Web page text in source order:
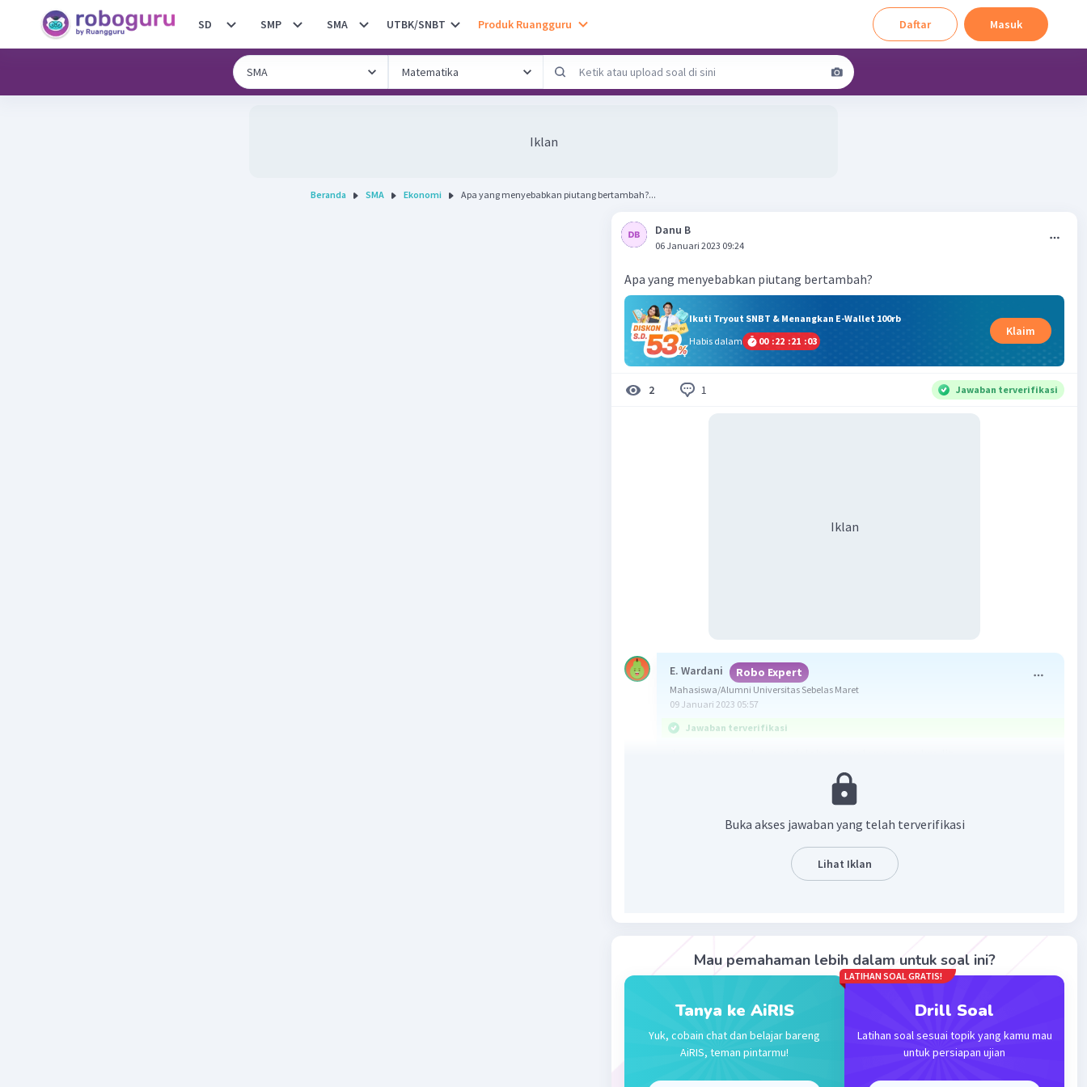
SD SMP SMA UTBK/SNBT Produk Ruangguru Daftar Masuk
Iklan
Beranda SMA Ekonomi Apa yang menyebabkan piutang bertambah?...
Danu B
06 Januari 2023 09:24
Apa yang menyebabkan piutang bertambah?
Ikuti Tryout SNBT & Menangkan E-Wallet 100rb
Habis dalam
00 :22 :21 :02
Klaim
2 1 Jawaban terverifikasi
Iklan
E. Wardani Robo Expert
Mahasiswa/Alumni Universitas Sebelas Maret
09 Januari 2023 05:57
Jawaban terverifikasi
Akun riil terdiri dari aktiva, utang, dan modal. Aktiva terdiri dari aktiva
merupakan aktiva yang mudah dijadikan uang tunai dan hanya dapat
digunakan dalam jangka waktu satu tahun. Salah satu contoh aktiva
lancar adalah piutang. Piutang bertambah karena adanya transaksi
Jadi, piutang bertambah karena adanya penjualan secara kredit.
Balas
Buka akses jawaban yang telah terverifikasi
Lihat Iklan
Mau pemahaman lebih dalam untuk soal ini?
Tanya ke AiRIS
Yuk, cobain chat dan belajar bareng
AiRIS, teman pintarmu!
LATIHAN SOAL GRATIS!
Drill Soal
Latihan soal sesuai topik yang kamu mau
untuk persiapan ujian